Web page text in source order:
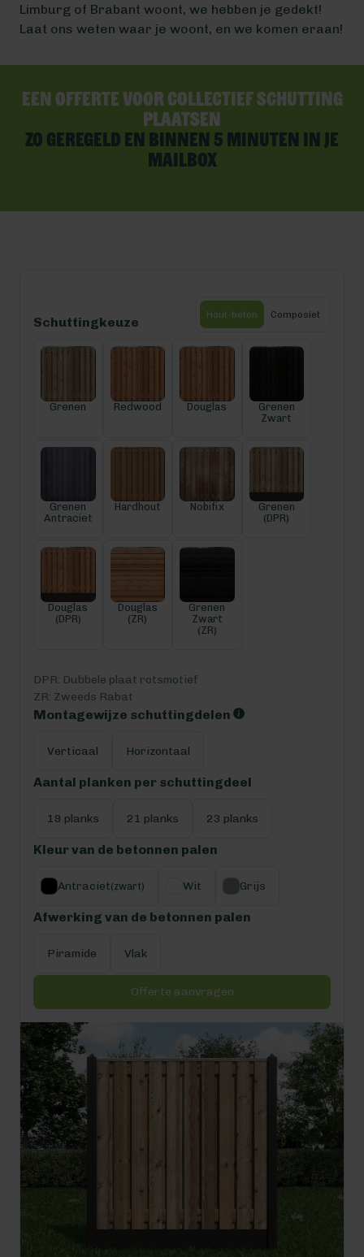
Limburg of Brabant woont, we hebben je gedekt!
Laat ons weten waar je woont, en we komen eraan!
Een offerte voor collectief schutting
plaatsen
Zo geregeld en binnen 5 minuten in je
mailbox
Schuttingkeuze Hout-beton Composiet
Grenen Redwood Douglas
Grenen
Zwart
Grenen
Antraciet
Hardhout Nobifix
Grenen
(DPR)
Douglas
(DPR)
Douglas
(ZR)
Grenen
Zwart
(ZR)
DPR: Dubbele plaat rotsmotief
ZR: Zweeds Rabat
Montagewijze schuttingdelen
Verticaal Horizontaal
Aantal planken per schuttingdeel
19 planks 21 planks 23 planks
Kleur van de betonnen palen
Antraciet(zwart) Wit Grijs
Afwerking van de betonnen palen
Piramide Vlak
Offerte aanvragen